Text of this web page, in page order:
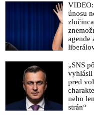
VIDEO: Rozdiel medzi
tridsaťsekundovom videu
VIDEO: Hillary Clinton
pokud v listopadu
histórii USA. Jeho syn
močiara
Soros označil Trumpa za
demokraciu a Orbána s
nepriateľov EÚ
únosu
agende
názor
„SNS
vyhlásil
pred
neho
strán“